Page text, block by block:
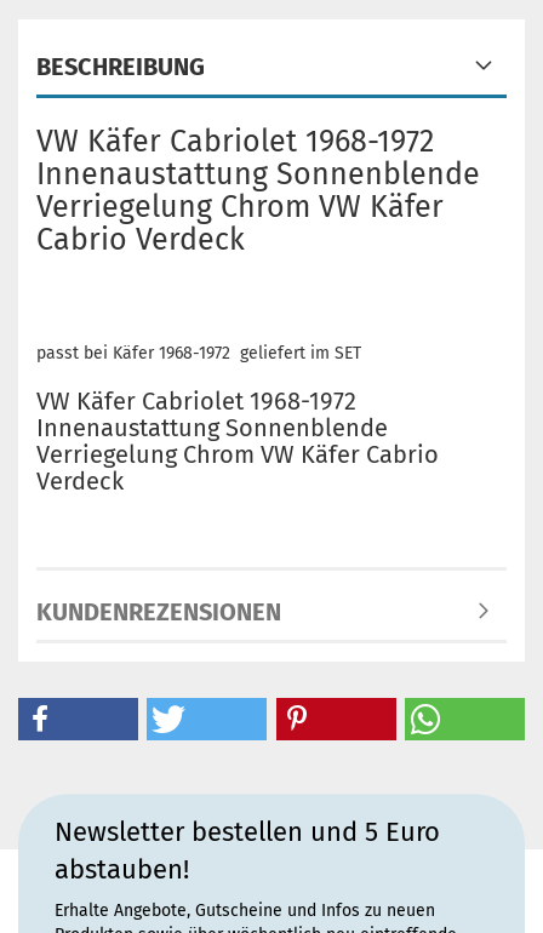
BESCHREIBUNG
VW Käfer Cabriolet 1968-1972
Innenaustattung Sonnenblende
Verriegelung Chrom VW Käfer
Cabrio Verdeck
passt bei Käfer 1968-1972 geliefert im SET
VW Käfer Cabriolet 1968-1972
Innenaustattung Sonnenblende
Verriegelung Chrom VW Käfer Cabrio
Verdeck
KUNDENREZENSIONEN
Newsletter bestellen und 5 Euro
abstauben!
Erhalte Angebote, Gutscheine und Infos zu neuen